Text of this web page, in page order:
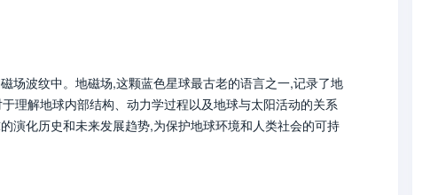
场波纹中。地磁场,这颗蓝色星球最古老的语言之一,记录了地
理解地球内部结构、动力学过程以及地球与太阳活动的关系
演化历史和未来发展趋势,为保护地球环境和人类社会的可持